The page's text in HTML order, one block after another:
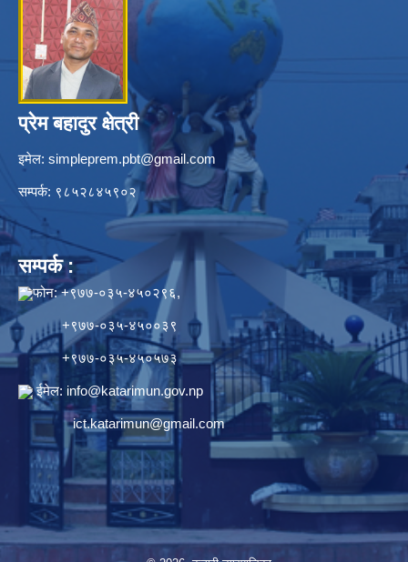
प्रेम बहादुर क्षेत्री
इमेल: simpleprem.pbt@gmail.com
सम्पर्क: ९८५२८४५९०२
सम्पर्क :
फोन: +९७७-०३५-४५०२९६,
+९७७-०३५-४५००३९
+९७७-०३५-४५०५७३
ईमेल: info@katarimun.gov.np
ict.katarimun@gmail.com